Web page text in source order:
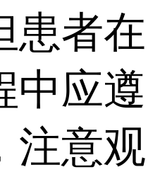
患者在
中应遵
注意观